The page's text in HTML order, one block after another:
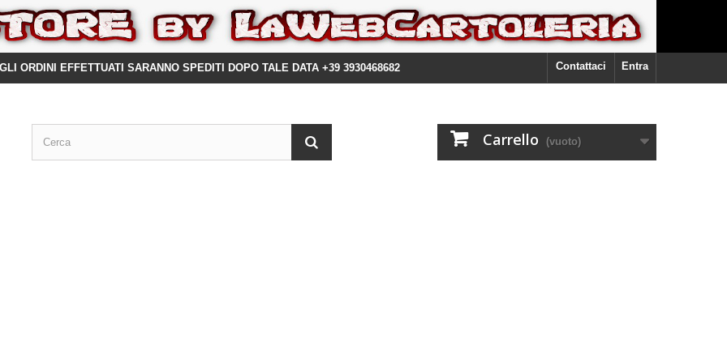
Entra
Contattaci
ORDINI EFFETTUATI SARANNO SPEDITI DOPO TALE DATA +39 3930468682
Carrello (vuoto)